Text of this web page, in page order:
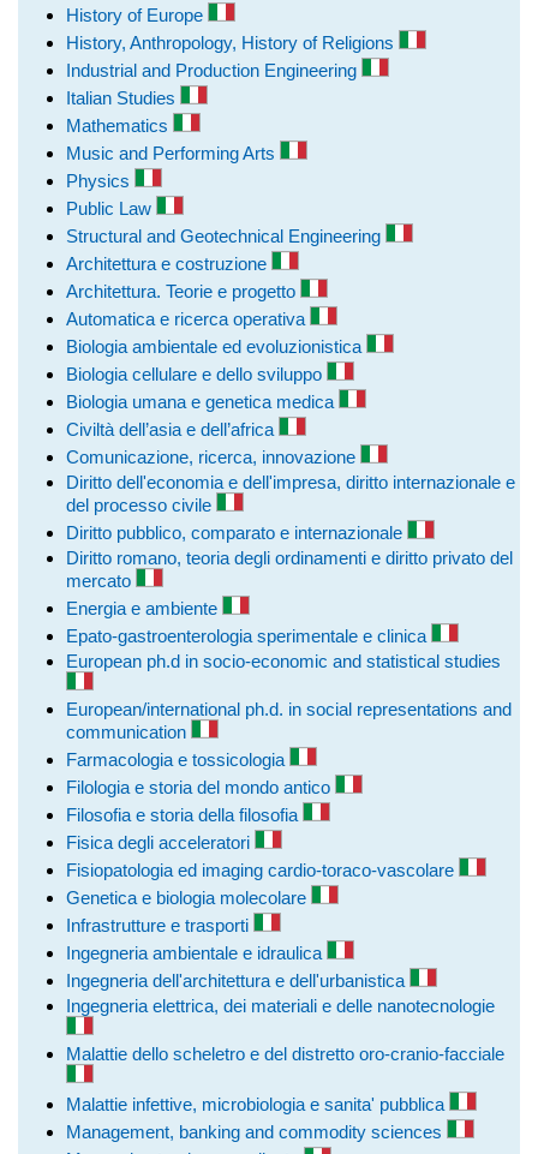
History of Europe
History, Anthropology, History of Religions
Industrial and Production Engineering
Italian Studies
Mathematics
Music and Performing Arts
Physics
Public Law
Structural and Geotechnical Engineering
Architettura e costruzione
Architettura. Teorie e progetto
Automatica e ricerca operativa
Biologia ambientale ed evoluzionistica
Biologia cellulare e dello sviluppo
Biologia umana e genetica medica
Civiltà dell’asia e dell’africa
Comunicazione, ricerca, innovazione
Diritto dell'economia e dell'impresa, diritto internazionale e
del processo civile
Diritto pubblico, comparato e internazionale
Diritto romano, teoria degli ordinamenti e diritto privato del
mercato
Energia e ambiente
Epato-gastroenterologia sperimentale e clinica
European ph.d in socio-economic and statistical studies
European/international ph.d. in social representations and
communication
Farmacologia e tossicologia
Filologia e storia del mondo antico
Filosofia e storia della filosofia
Fisica degli acceleratori
Fisiopatologia ed imaging cardio-toraco-vascolare
Genetica e biologia molecolare
Infrastrutture e trasporti
Ingegneria ambientale e idraulica
Ingegneria dell'architettura e dell'urbanistica
Ingegneria elettrica, dei materiali e delle nanotecnologie
Malattie dello scheletro e del distretto oro-cranio-facciale
Malattie infettive, microbiologia e sanita' pubblica
Management, banking and commodity sciences